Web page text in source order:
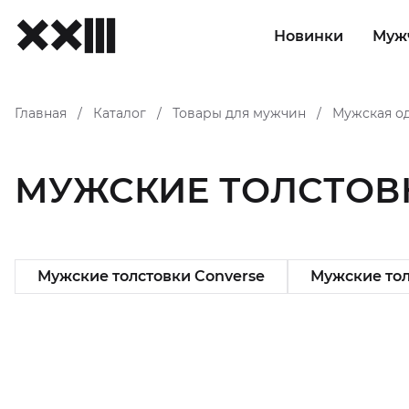
Новинки
Главная / Каталог / Товары для мужчин / Мужская
МУЖСКИЕ
Мужские толстовки Converse Мужские